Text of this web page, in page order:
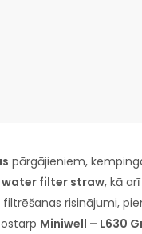
pārgājieniem,
water filter straw, kā arī
risinājumi,
Miniwell – L630